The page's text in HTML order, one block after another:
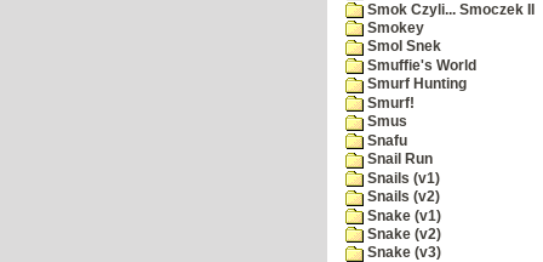
Smok Czyli... Smoczek II
Smokey
Smol Snek
Smuffie's World
Smurf Hunting
Smurf!
Smus
Snafu
Snail Run
Snails (v1)
Snails (v2)
Snake (v1)
Snake (v2)
Snake (v3)